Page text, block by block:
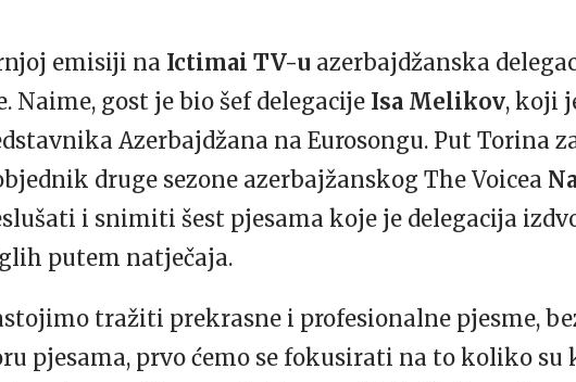
emisiji na Ictimai TV-u azerbajdžanska
Naime, gost je bio šef delegacije Isa Melikov, koji
Azerbajdžana na Eurosongu. Put Torina
druge sezone azerbajžanskog The Voicea
i snimiti šest pjesama koje je delegacija
putem natječaja.
tražiti prekrasne i profesionalne pjesme,
pjesama, prvo ćemo se fokusirati na to koliko